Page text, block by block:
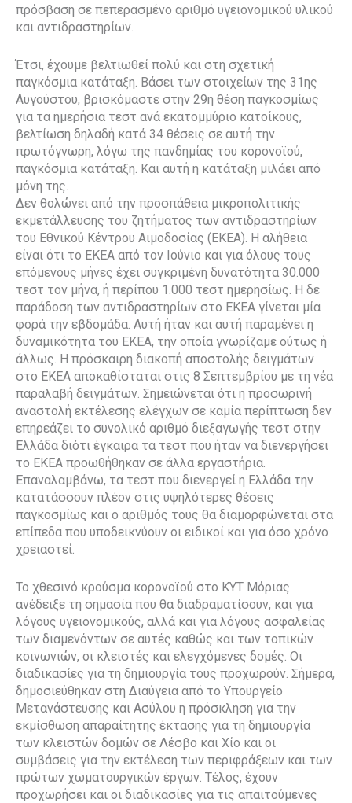
πρόσβαση σε πεπερασμένο αριθμό υγειονομικού υλικού
και αντιδραστηρίων.
Έτσι, έχουμε βελτιωθεί πολύ και στη σχετική
παγκόσμια κατάταξη. Βάσει των στοιχείων της 31ης
Αυγούστου, βρισκόμαστε στην 29η θέση παγκοσμίως
για τα ημερήσια τεστ ανά εκατομμύριο κατοίκους,
βελτίωση δηλαδή κατά 34 θέσεις σε αυτή την
πρωτόγνωρη, λόγω της πανδημίας του κορονοϊού,
παγκόσμια κατάταξη. Και αυτή η κατάταξη μιλάει από
μόνη της.
Δεν θολώνει από την προσπάθεια μικροπολιτικής
εκμετάλλευσης του ζητήματος των αντιδραστηρίων
του Εθνικού Κέντρου Αιμοδοσίας (ΕΚΕΑ). Η αλήθεια
είναι ότι το ΕΚΕΑ από τον Ιούνιο και για όλους τους
επόμενους μήνες έχει συγκριμένη δυνατότητα 30.000
τεστ τον μήνα, ή περίπου 1.000 τεστ ημερησίως. Η δε
παράδοση των αντιδραστηρίων στο ΕΚΕΑ γίνεται μία
φορά την εβδομάδα. Αυτή ήταν και αυτή παραμένει η
δυναμικότητα του ΕΚΕΑ, την οποία γνωρίζαμε ούτως ή
άλλως. Η πρόσκαιρη διακοπή αποστολής δειγμάτων
στο ΕΚΕΑ αποκαθίσταται στις 8 Σεπτεμβρίου με τη νέα
παραλαβή δειγμάτων. Σημειώνεται ότι η προσωρινή
αναστολή εκτέλεσης ελέγχων σε καμία περίπτωση δεν
επηρεάζει το συνολικό αριθμό διεξαγωγής τεστ στην
Ελλάδα διότι έγκαιρα τα τεστ που ήταν να διενεργήσει
το ΕΚΕΑ προωθήθηκαν σε άλλα εργαστήρια.
Επαναλαμβάνω, τα τεστ που διενεργεί η Ελλάδα την
κατατάσσουν πλέον στις υψηλότερες θέσεις
παγκοσμίως και ο αριθμός τους θα διαμορφώνεται στα
επίπεδα που υποδεικνύουν οι ειδικοί και για όσο χρόνο
χρειαστεί.
Το χθεσινό κρούσμα κορονοϊού στο ΚΥΤ Μόριας
ανέδειξε τη σημασία που θα διαδραματίσουν, και για
λόγους υγειονομικούς, αλλά και για λόγους ασφαλείας
των διαμενόντων σε αυτές καθώς και των τοπικών
κοινωνιών, οι κλειστές και ελεγχόμενες δομές. Οι
διαδικασίες για τη δημιουργία τους προχωρούν. Σήμερα,
δημοσιεύθηκαν στη Διαύγεια από το Υπουργείο
Μετανάστευσης και Ασύλου η πρόσκληση για την
εκμίσθωση απαραίτητης έκτασης για τη δημιουργία
των κλειστών δομών σε Λέσβο και Χίο και οι
συμβάσεις για την εκτέλεση των περιφράξεων και των
πρώτων χωματουργικών έργων. Τέλος, έχουν
προχωρήσει και οι διαδικασίες για τις απαιτούμενες